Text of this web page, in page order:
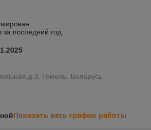
последний год
Гомель, Беларусь
Показать весь график работы